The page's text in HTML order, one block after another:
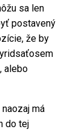
sa len
postavený
že by
alebo
má
do tej